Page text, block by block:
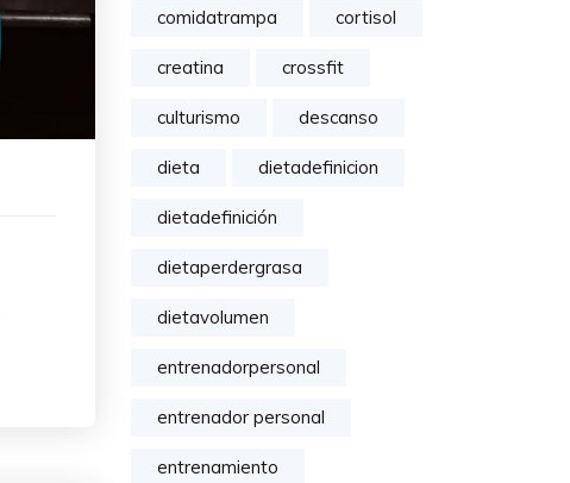
comidatrampa cortisol
creatina crossfit
culturismo descanso
dieta dietadefinicion
dietadefinición
dietaperdergrasa
dietavolumen
entrenadorpersonal
entrenador personal
entrenamiento